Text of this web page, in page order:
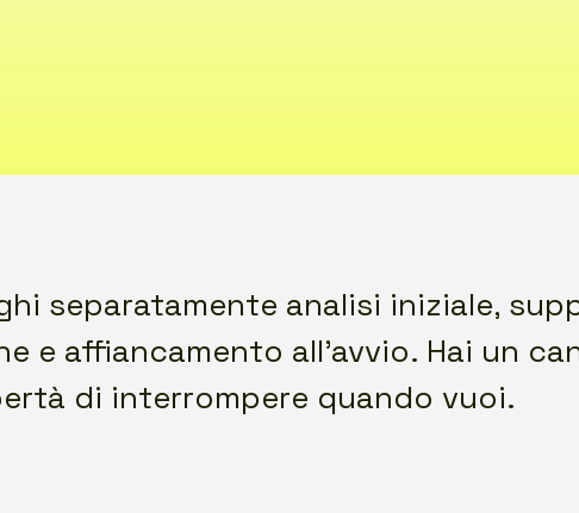
separatamente analisi iniziale,
e affiancamento all’avvio. Hai un
di interrompere quando vuoi.